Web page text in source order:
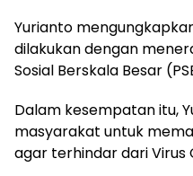
Yurianto
dilakukan dengan
Sosial Berskala Besar
Dalam kesempatan itu,
masyarakat untuk
agar terhindar dari Virus